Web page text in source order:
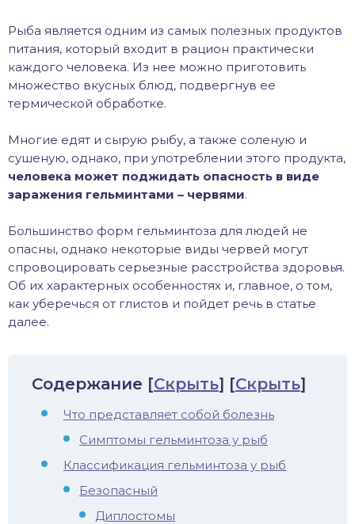
Рыба является одним из самых полезных продуктов
питания, который входит в рацион практически
каждого человека. Из нее можно приготовить
множество вкусных блюд, подвергнув ее
термической обработке.
Многие едят и сырую рыбу, а также соленую и
сушеную, однако, при употреблении этого продукта,
человека может поджидать опасность в виде
заражения гельминтами – червями.
Большинство форм гельминтоза для людей не
опасны, однако некоторые виды червей могут
спровоцировать серьезные расстройства здоровья.
Об их характерных особенностях и, главное, о том,
как уберечься от глистов и пойдет речь в статье
далее.
Содержание [Скрыть] [Скрыть]
Что представляет собой болезнь
Симптомы гельминтоза у рыб
Классификация гельминтоза у рыб
Безопасный
Диплостомы
амур